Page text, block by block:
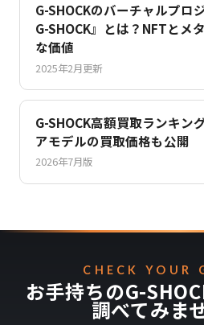
G-SHOCKのバーチャルプロ
G-SHOCK』とは？NFTとメ
な価値
2025年2月更新
G-SHOCK高額買取ランキン
アモデルの買取価格も公開
2026年7月版
CHECK YOUR
お手持ちのG-
調べてみま